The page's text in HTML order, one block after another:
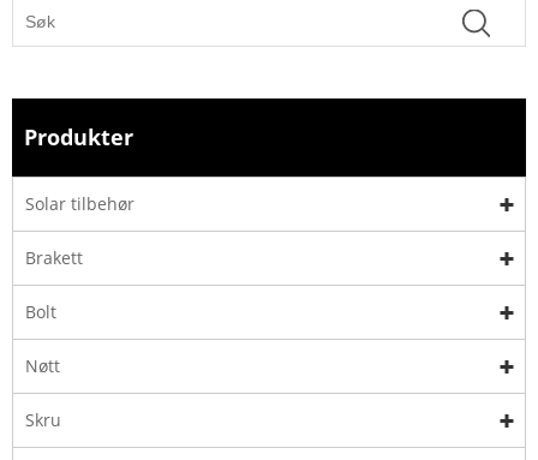
Produkter
Solar tilbehør
Brakett
Bolt
Nøtt
Skru